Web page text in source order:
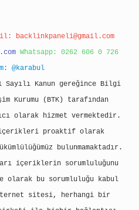
backlinkpaneli@gmail.com
Whatsapp: 0262 606 0 726
@karabul
Sayılı Kanun gereğince Bilgi
(BTK) tarafından
olarak hizmet vermektedir.
içerikleri proaktif olarak
bulunmamaktadır.
içeriklerin sorumluluğunu
olarak bu sorumluluğu kabul
sitesi, herhangi bir